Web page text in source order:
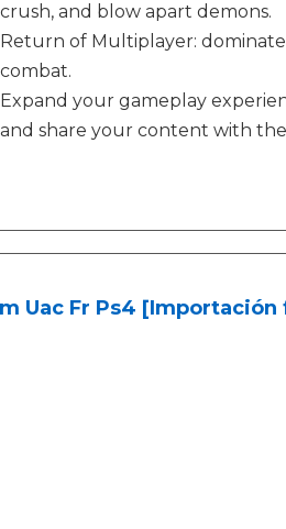
crush, and blow apart demons.
Return of Multiplayer:
combat.
Expand your gameplay
and share your content with
Uac Fr Ps4 [Importación